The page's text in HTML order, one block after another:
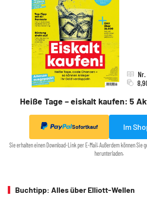
Heiße Tage – eiskalt kaufen: 5
Sofortkauf Im
Sie erhalten einen Download-Link per E-Mail. Außerdem können Sie
herunterladen.
Buchtipp: Alles über Elliott-Wellen